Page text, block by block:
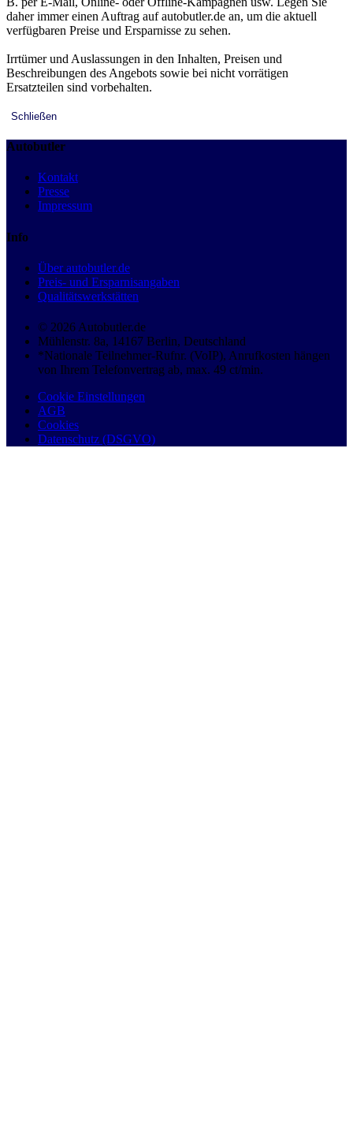
daher immer einen Auftrag auf autobutler.de an, um die aktuell
verfügbaren Preise und Ersparnisse zu sehen.
Irrtümer und Auslassungen in den Inhalten, Preisen und
Beschreibungen des Angebots sowie bei nicht vorrätigen
Ersatzteilen sind vorbehalten.
Schließen
Autobutler
Kontakt
Presse
Impressum
Info
Über autobutler.de
Preis- und Ersparnisangaben
Qualitätswerkstätten
© 2026 Autobutler.de
Mühlenstr. 8a, 14167 Berlin, Deutschland
*Nationale Teilnehmer-Rufnr. (VoIP), Anrufkosten hängen
von Ihrem Telefonvertrag ab, max. 49 ct/min.
Cookie Einstellungen
AGB
Cookies
Datenschutz (DSGVO)